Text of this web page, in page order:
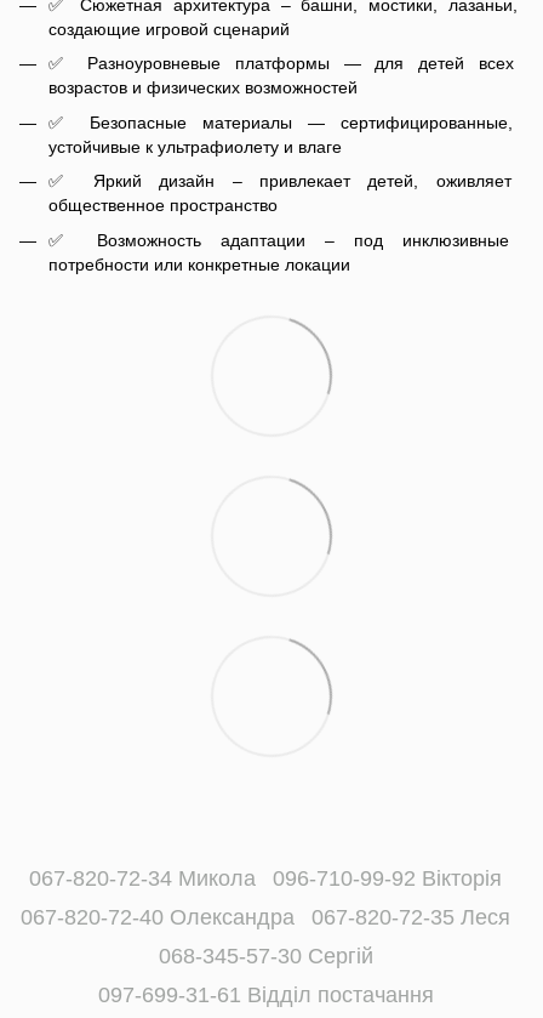
✅ Сюжетная архитектура – ​​башни, мостики, лазаньи,
создающие игровой сценарий
✅ Разноуровневые платформы — для детей всех
возрастов и физических возможностей
✅ Безопасные материалы — сертифицированные,
устойчивые к ультрафиолету и влаге
✅ Яркий дизайн – привлекает детей, оживляет
общественное пространство
✅ Возможность адаптации – под инклюзивные
потребности или конкретные локации
067-820-72-34 Микола
096-710-99-92 Вікторія
067-820-72-40 Олександра
067-820-72-35 Леся
068-345-57-30 Сергій
097-699-31-61 Відділ постачання